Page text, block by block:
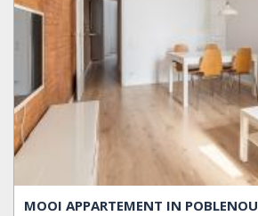
MOOI APPARTEMENT IN POBLENOU